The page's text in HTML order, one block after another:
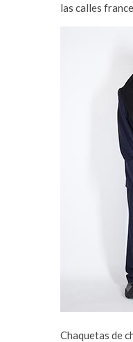
las calles
Chaquetas de